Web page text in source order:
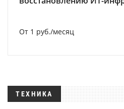
От 1 руб./месяц
ТЕХНИКА